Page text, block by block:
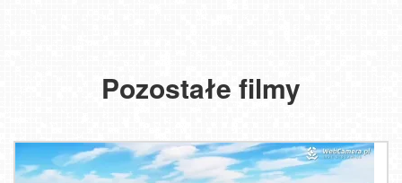
Pozostałe filmy